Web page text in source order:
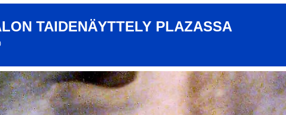
TAIDENÄYTTELY PLAZASSA